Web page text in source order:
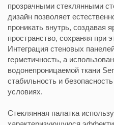
прозрачными стеклянными
дизайн позволяет
проникать внутрь, создавая
пространство, сохраняя при
Интеграция стеновых
герметичность, а
водонепроницаемой ткани
стабильность и
условиях.
Стеклянная палатка